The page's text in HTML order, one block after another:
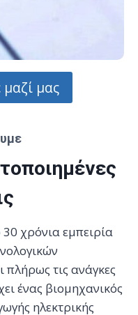
μαζί μας
χρόνια εμπειρία
τις ανάγκες
ένας βιομηχανικός
ηλεκτρικής